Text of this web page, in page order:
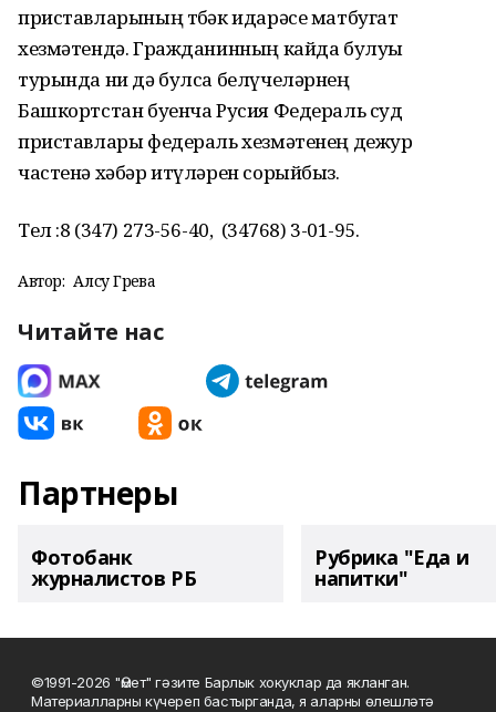
приставларының төбәк идарәсе матбугат
хезмәтендә. Гражданинның кайда булуы
турында ни дә булса белүчеләрнең
Башкортстан буенча Русия Федераль суд
приставлары федераль хезмәтенең дежур
частенә хәбәр итүләрен сорыйбыз.
Тел :8 (347) 273-56-40, (34768) 3-01-95.
Автор: Алсу Гәрәева
Читайте нас
Партнеры
Фотобанк
журналистов РБ
Рубрика "Еда и
напитки"
©1991-2026 "Өмет" гәзите Барлык хокуклар да якланган.
Материалларны күчереп бастырганда, я аларны өлешләтә